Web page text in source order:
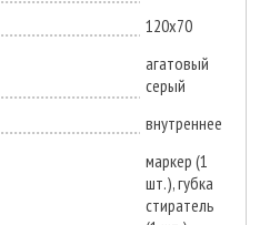
120х70
агатовый
серый
внутреннее
маркер (1
шт.), губка
стиратель